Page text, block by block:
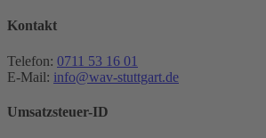
Kontakt
Telefon: 0711 53 16 01
E-Mail: info@wav-stuttgart.de
Umsatzsteuer-ID